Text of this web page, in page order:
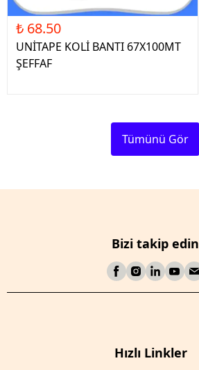
₺ 68.50
UNİTAPE KOLİ BANTI 67X100MT
ŞEFFAF
Tümünü Gör
Bizi takip edin
Hızlı Linkler